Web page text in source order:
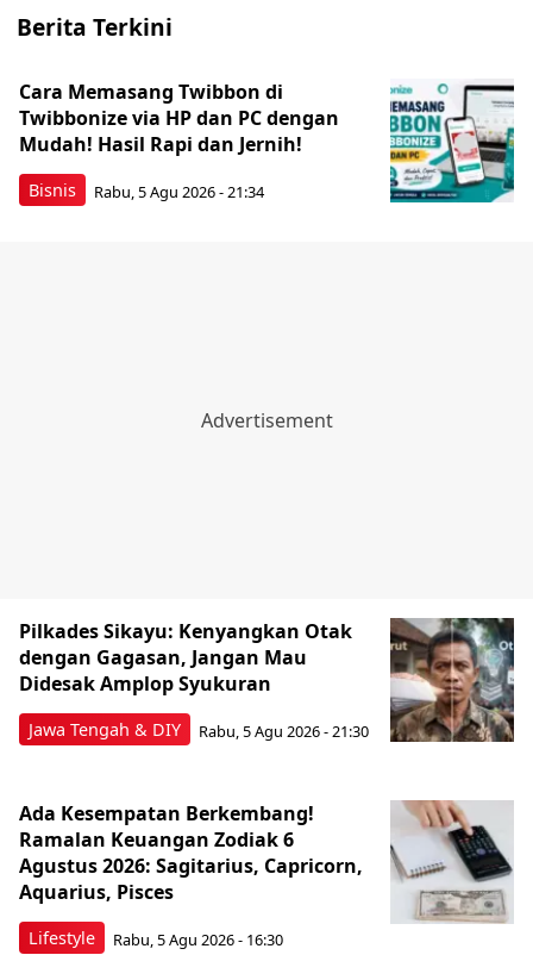
Berita Terkini
Bisnis
Cara Memasang Twibbon di
Twibbonize via HP dan PC dengan
Mudah! Hasil Rapi dan Jernih!
Rabu, 5 Agu 2026 - 21:34
Jawa Tengah & DIY
Pilkades Sikayu: Kenyangkan Otak
dengan Gagasan, Jangan Mau
Didesak Amplop Syukuran
Rabu, 5 Agu 2026 - 21:30
Lifestyle
Ada Kesempatan Berkembang!
Ramalan Keuangan Zodiak 6
Agustus 2026: Sagitarius, Capricorn,
Aquarius, Pisces
Rabu, 5 Agu 2026 - 16:30